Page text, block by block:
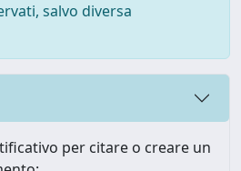
salvo diversa
per citare o creare un